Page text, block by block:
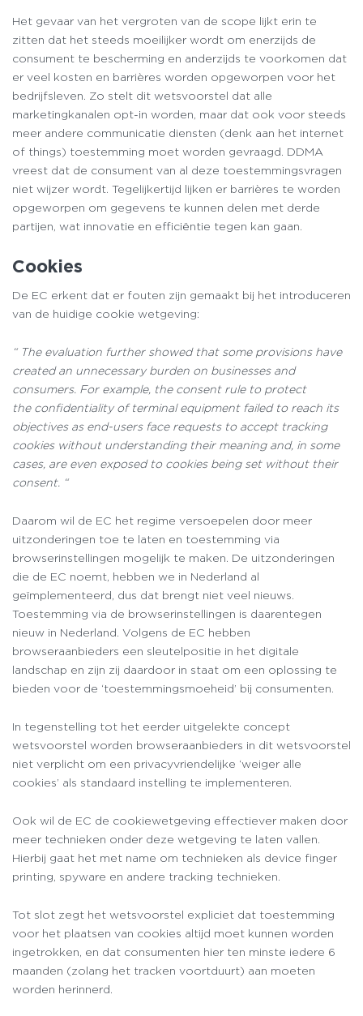
Het gevaar van het vergroten van de scope lijkt erin te
zitten dat het steeds moeilijker wordt om enerzijds de
consument te bescherming en anderzijds te voorkomen dat
er veel kosten en barrières worden opgeworpen voor het
bedrijfsleven. Zo stelt dit wetsvoorstel dat alle
marketingkanalen opt-in worden, maar dat ook voor steeds
meer andere communicatie diensten (denk aan het internet
of things) toestemming moet worden gevraagd. DDMA
vreest dat de consument van al deze toestemmingsvragen
niet wijzer wordt. Tegelijkertijd lijken er barrières te worden
opgeworpen om gegevens te kunnen delen met derde
partijen, wat innovatie en efficiëntie tegen kan gaan.
Cookies
De EC erkent dat er fouten zijn gemaakt bij het introduceren
van de huidige cookie wetgeving:
“ The evaluation further showed that some provisions have
created an unnecessary burden on businesses and
consumers. For example, the consent rule to protect
the confidentiality of terminal equipment failed to reach its
objectives as end-users face requests to accept tracking
cookies without understanding their meaning and, in some
cases, are even exposed to cookies being set without their
consent. “
Daarom wil de EC het regime versoepelen door meer
uitzonderingen toe te laten en toestemming via
browserinstellingen mogelijk te maken. De uitzonderingen
die de EC noemt, hebben we in Nederland al
geïmplementeerd, dus dat brengt niet veel nieuws.
Toestemming via de browserinstellingen is daarentegen
nieuw in Nederland. Volgens de EC hebben
browseraanbieders een sleutelpositie in het digitale
landschap en zijn zij daardoor in staat om een oplossing te
bieden voor de ‘toestemmingsmoeheid’ bij consumenten.
In tegenstelling tot het eerder uitgelekte concept
wetsvoorstel worden browseraanbieders in dit wetsvoorstel
niet verplicht om een privacyvriendelijke ‘weiger alle
cookies’ als standaard instelling te implementeren.
Ook wil de EC de cookiewetgeving effectiever maken door
meer technieken onder deze wetgeving te laten vallen.
Hierbij gaat het met name om technieken als device finger
printing, spyware en andere tracking technieken.
Tot slot zegt het wetsvoorstel expliciet dat toestemming
voor het plaatsen van cookies altijd moet kunnen worden
ingetrokken, en dat consumenten hier ten minste iedere 6
maanden (zolang het tracken voortduurt) aan moeten
worden herinnerd.